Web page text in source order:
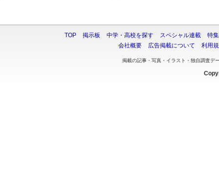
TOP 掲示板 中学・高校を探す スペシャル連載
特集
会社概要
広告掲載について 利用
掲載の記事・写真・イラスト・独自調査デ